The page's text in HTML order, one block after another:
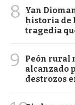
8
Yan
historia de
tragedia
9
Peón rural
alcanzado
destrozos